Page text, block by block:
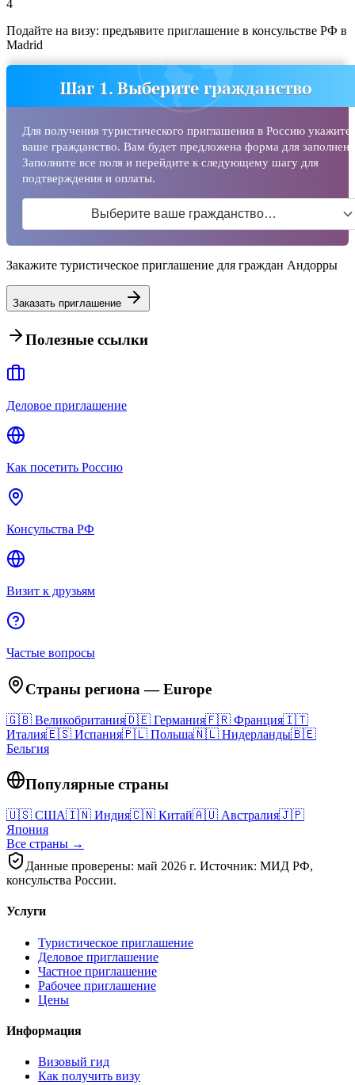
4
Подайте на визу: предъявите приглашение в консульстве РФ в
Madrid
Шаг 1. Выберите гражданство
Для получения туристического приглашения в Россию укажите
ваше гражданство. Вам будет предложена форма для
Заполните все поля и перейдите к следующему шагу для
подтверждения и оплаты.
Выберите ваше гражданство…
Закажите туристическое приглашение для граждан Андорры
Заказать приглашение
Полезные ссылки
Деловое приглашение
Как посетить Россию
Консульства РФ
Визит к друзьям
Частые вопросы
Страны региона —Europe
🇬🇧 Великобритания🇩🇪 Германия🇫🇷 Франция🇮🇹
Италия🇪🇸 Испания🇵🇱 Польша🇳🇱 Нидерланды🇧🇪
Бельгия
Популярные страны
🇺🇸 США🇮🇳 Индия🇨🇳 Китай🇦🇺 Австралия🇯🇵
Япония
Все страны →
Данные проверены: май 2026 г. Источник: МИД РФ,
консульства России.
Услуги
Туристическое приглашение
Деловое приглашение
Частное приглашение
Рабочее приглашение
Цены
Информация
Визовый гид
Как получить визу